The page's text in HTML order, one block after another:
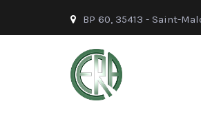
BP 60, 35413 - Saint-